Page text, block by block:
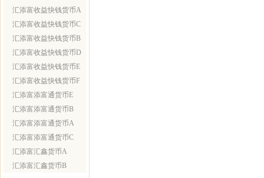
汇添富收益快钱货币A
汇添富收益快钱货币C
汇添富收益快钱货币B
汇添富收益快钱货币D
汇添富收益快钱货币E
汇添富收益快钱货币F
汇添富添富通货币E
汇添富添富通货币B
汇添富添富通货币A
汇添富添富通货币C
汇添富汇鑫货币A
汇添富汇鑫货币B